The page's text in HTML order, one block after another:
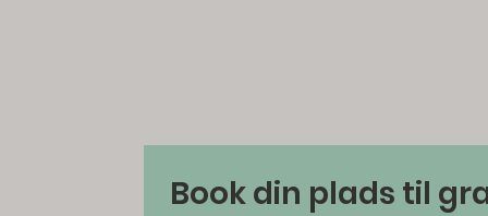
Book din plads til